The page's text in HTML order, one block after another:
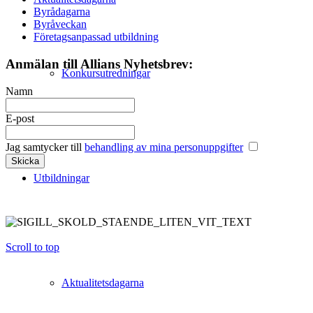
Konkursutredningar
Utbildningar
Aktualitetsdagarna
Byrådagarna
Byråveckan
Företagsanpassad utbildning
Anmälan till Allians Nyhetsbrev:
Namn
E-post
Jag samtycker till behandling av mina personuppgifter
Scroll to top